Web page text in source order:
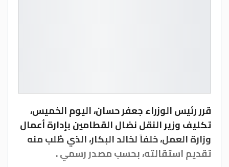
قرر رئيس الوزراء جعفر حسان، اليوم الخميس،
تكليف وزير النقل نضال القطامين بإدارة أعمال
وزارة العمل، خلفاً لخالد البكار، الذي طُلب منه
تقديم استقالته، بحسب مصدر رسمي .